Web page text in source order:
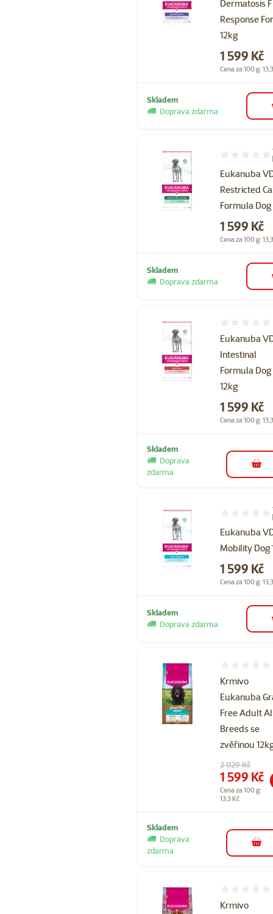
Dermatosis
Response
12kg
Cena
1 599 Kč
Cena za 100 g:
Skladem
Doprava zdarma
Eukanuba
Restricted
Formula Dog
Hodnocení
Cena
1 599 Kč
Cena za 100 g:
Skladem
Doprava zdarma
Eukanuba
Intestinal
Formula Dog
12kg
Cena
1 599 Kč
Cena za 100 g:
Skladem
Doprava
zdarma
do
Eukanuba
Mobility Dog
Hodnocení
Cena
1 599 Kč
Cena za 100 g:
Skladem
Doprava zdarma
Krmivo
Eukanuba
Free Adult
Breeds se
zvěřinou
Původní cena
2 029 Kč
Cena
1 599 Kč
Cena za 100 g:
13,3 Kč
Skladem
Doprava
zdarma
do
Krmivo